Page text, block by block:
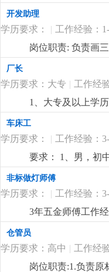
经验；2、熟悉灯
开发助理
学历要求： | 工作经验：
岗位职责: 负责画
厂长
学历要求：大专 | 工作经
1、大专及以上学
达能力强，思维敏
定的培训能力，指
车床工
学历要求： | 工作经验：
要求： 1、男，初
程灯饰厂工作经验
非标做灯师傅
学历要求： | 工作经验：
3年五金师傅工作
尽快想出解决方案
仓管员
学历要求：高中 | 工作经
岗位职责:1.负责原